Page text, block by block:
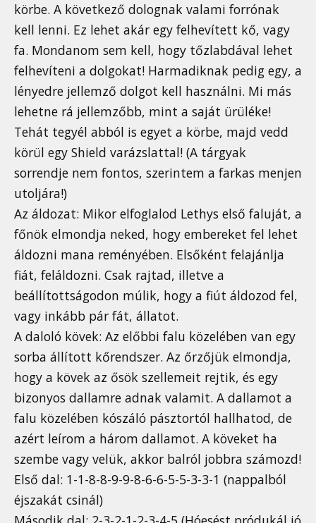
körbe. A következő dolognak valami forrónak
kell lenni. Ez lehet akár egy felhevített kő, vagy
fa. Mondanom sem kell, hogy tőzlabdával lehet
felhevíteni a dolgokat! Harmadiknak pedig egy, a
lényedre jellemző dolgot kell használni. Mi más
lehetne rá jellemzőbb, mint a saját ürüléke!
Tehát tegyél abból is egyet a körbe, majd vedd
körül egy Shield varázslattal! (A tárgyak
sorrendje nem fontos, szerintem a farkas menjen
utoljára!)
Az áldozat: Mikor elfoglalod Lethys első faluját, a
főnök elmondja neked, hogy embereket fel lehet
áldozni mana reményében. Elsőként felajánlja
fiát, feláldozni. Csak rajtad, illetve a
beállítottságodon múlik, hogy a fiút áldozod fel,
vagy inkább pár fát, állatot.
A daloló kövek: Az előbbi falu közelében van egy
sorba állított kőrendszer. Az őrzőjük elmondja,
hogy a kövek az ősök szellemeit rejtik, és egy
bizonyos dallamre adnak valamit. A dallamot a
falu közelében kószáló pásztortól hallhatod, de
azért leírom a három dallamot. A köveket ha
szembe vagy velük, akkor balról jobbra számozd!
Első dal: 1-1-8-8-9-9-8-6-6-5-5-3-3-1 (nappalból
éjszakát csinál)